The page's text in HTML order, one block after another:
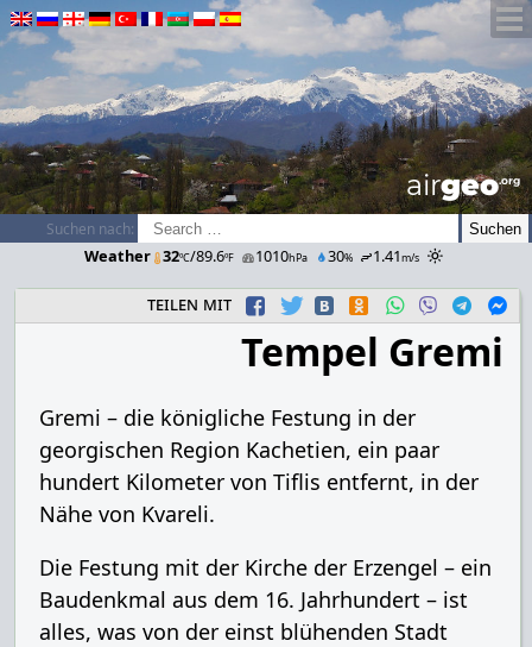
airGEO.oRg
Suchen nach:
Weather 32ºC/89.6ºF 1010hPa 30% 1.41m/s
teilen mit
Tempel Gremi
Gremi – die königliche Festung in der
georgischen Region Kachetien, ein paar
hundert Kilometer von Tiflis entfernt, in der
Nähe von Kvareli.
Die Festung mit der Kirche der Erzengel – ein
Baudenkmal aus dem 16. Jahrhundert – ist
alles, was von der einst blühenden Stadt